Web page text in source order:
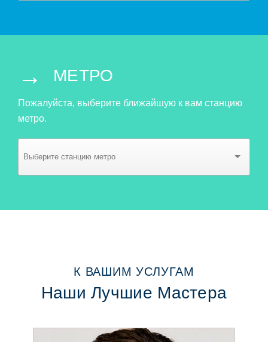
→ МЕТРО
Пожалуйста, выберите ближайшую к вам станцию
метро.
К ВАШИМ УСЛУГАМ
Наши Лучшие Мастера